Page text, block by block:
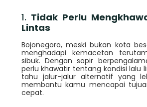
1. Tidak Perlu
Lintas
Bojonegoro, meski bukan kota
menghadapi kemacetan
sibuk. Dengan sopir
perlu khawatir tentang kondisi lalu
tahu jalur-jalur alternatif yang
membantu kamu mencapai
cepat.